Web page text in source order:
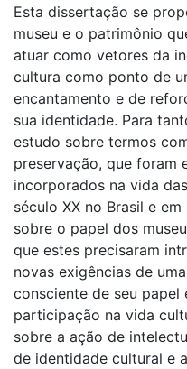
Esta dissertação se
museu e o patrimônio
atuar como vetores da
cultura como ponto de
encantamento e de
sua identidade. Para
estudo sobre termos
preservação, que foram
incorporados na vida
século XX no Brasil e
sobre o papel dos
que estes precisaram
novas exigências de
consciente de seu
participação na vida
sobre a ação de
de identidade cultural e